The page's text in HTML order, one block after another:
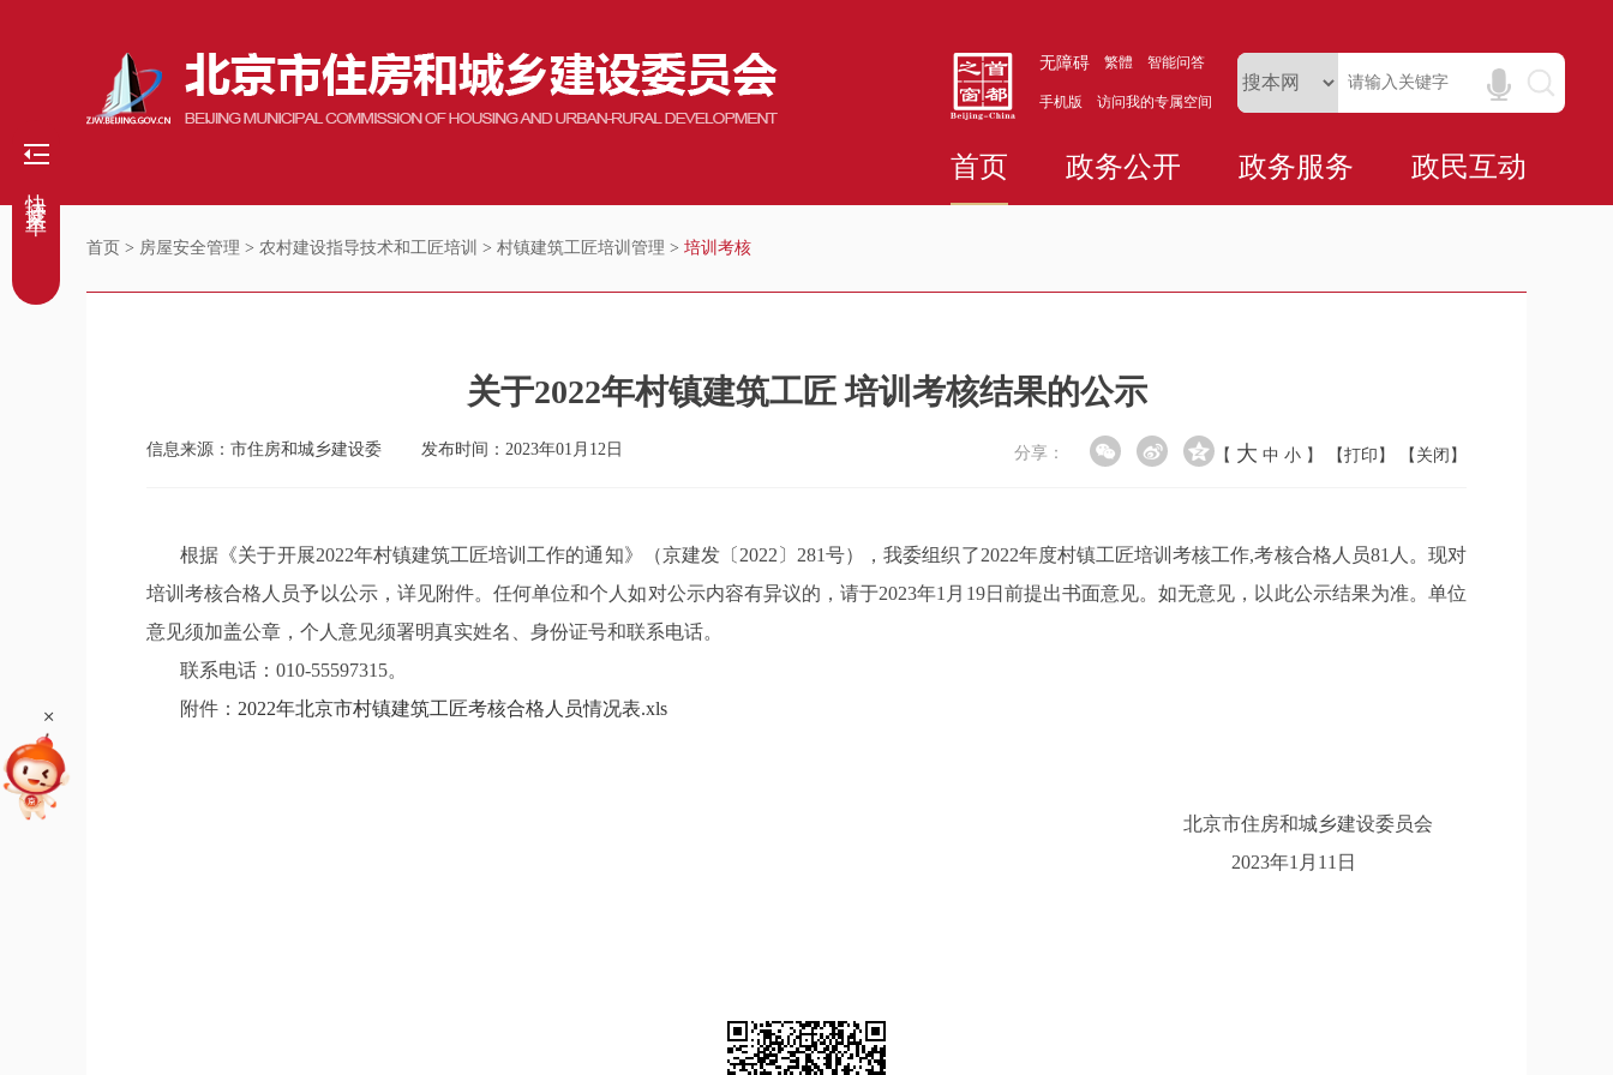
无障碍 繁體 智能问答
手机版 访问我的专属空间
首页 政务公开 政务服务 政民互动
首页 > 房屋安全管理 > 农村建设指导技术和工匠培训 > 村镇建筑工匠培训管理 > 培训考核
关于2022年村镇建筑工匠 培训考核结果的公示
信息来源：市住房和城乡建设委 发布时间：2023年01月12日 分享： 【 大 中 小 】 【打印】 【关闭】
根据《关于开展2022年村镇建筑工匠培训工作的通知》（京建发〔2022 〕281号） ，我委组织了2022年度村镇工匠培训考核工作,考核合格人员81人。 现对
培训考核合格人员予以公示，详见附件。任何单位和个人如对公示内容有异议的 ，请于2023年1月 19日 前提出书面意见。如无意见，以此公示结果为准。单位
意见须加盖公章，个人意见须署明真实姓名、身份证号和联系电话。
联系电话： 010-55597315。
附件： 2022年北京市村镇建筑工匠考核合格人员情况表.xls
北京市住房和城乡建设委员会
2023年1月 11 日
+
快捷菜单